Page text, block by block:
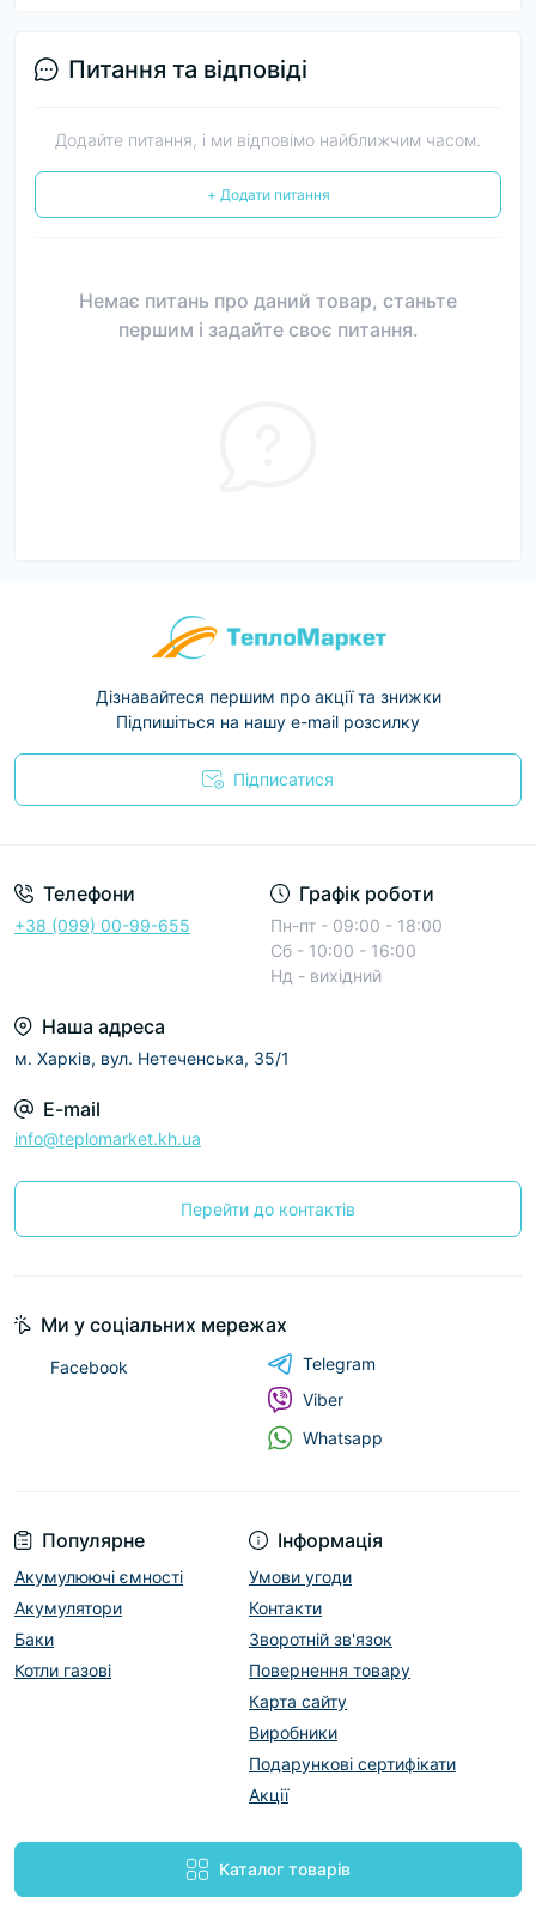
Питання та відповіді
Додайте питання, і ми відповімо найближчим часом.
+ Додати питання
Немає питань про даний товар, станьте
першим і задайте своє питання.
Дізнавайтеся першим про акції та знижки
Підпишіться на нашу e-mail розсилку
Підписатися
Телефони
+38 (099) 00-99-655
Графік роботи
Пн-пт - 09:00 - 18:00
Сб - 10:00 - 16:00
Нд - вихідний
Наша адреса
м. Харків, вул. Нетеченська, 35/1
E-mail
info@teplomarket.kh.ua
Перейти до контактів
Популярне
Акумулюючі ємності
Акумулятори
Баки
Котли газові
Інформація
Умови угоди
Контакти
Зворотній зв'язок
Повернення товару
Карта сайту
Виробники
Подарункові сертифікати
Акції
Каталог товарів
Ми у соціальних мережах
Facebook
Telegram
Viber
Whatsapp